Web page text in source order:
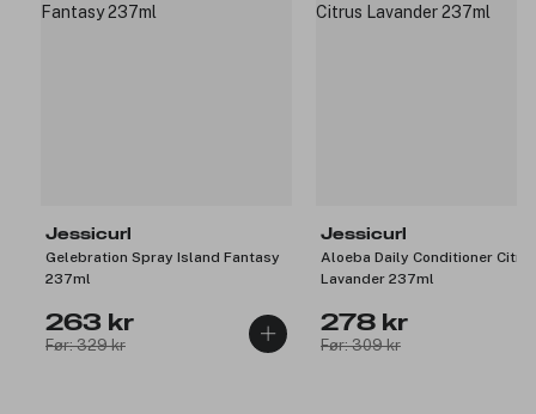
Jessicurl
Gelebration Spray Island Fantasy
237ml
263 kr
Før: 329 kr
Jessicurl
Aloeba Daily Conditioner
Lavander 237ml
278 kr
Før: 309 kr